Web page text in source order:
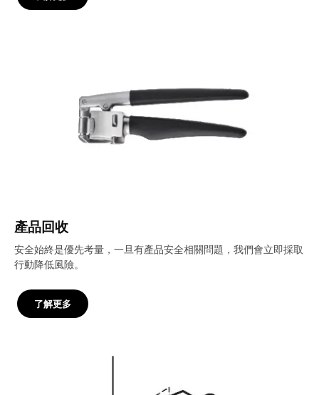
產品回收
安全始終是優先考量，一旦有產品安全相關問題，我們會立即採取
行動降低風險。
了解更多